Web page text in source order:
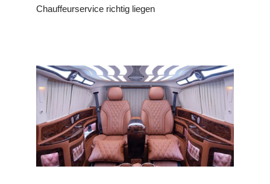
Chauffeurservice richtig liegen